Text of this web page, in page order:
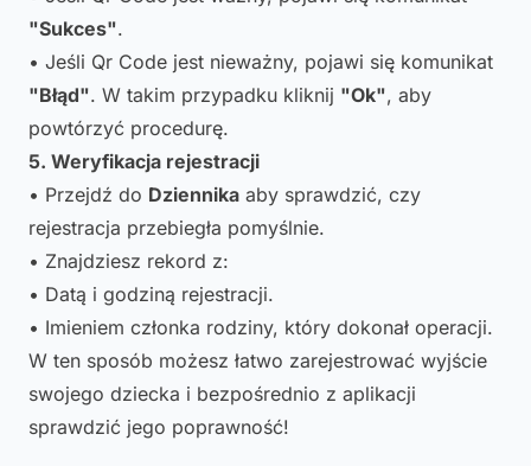
"Sukces".
• Jeśli Qr Code jest nieważny, pojawi się komunikat
"Błąd". W takim przypadku kliknij "Ok", aby
powtórzyć procedurę.
5. Weryfikacja rejestracji
• Przejdź do Dziennika aby sprawdzić, czy
rejestracja przebiegła pomyślnie.
• Znajdziesz rekord z:
• Datą i godziną rejestracji.
• Imieniem członka rodziny, który dokonał operacji.
W ten sposób możesz łatwo zarejestrować wyjście
swojego dziecka i bezpośrednio z aplikacji
sprawdzić jego poprawność!